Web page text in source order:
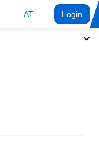
AT Login